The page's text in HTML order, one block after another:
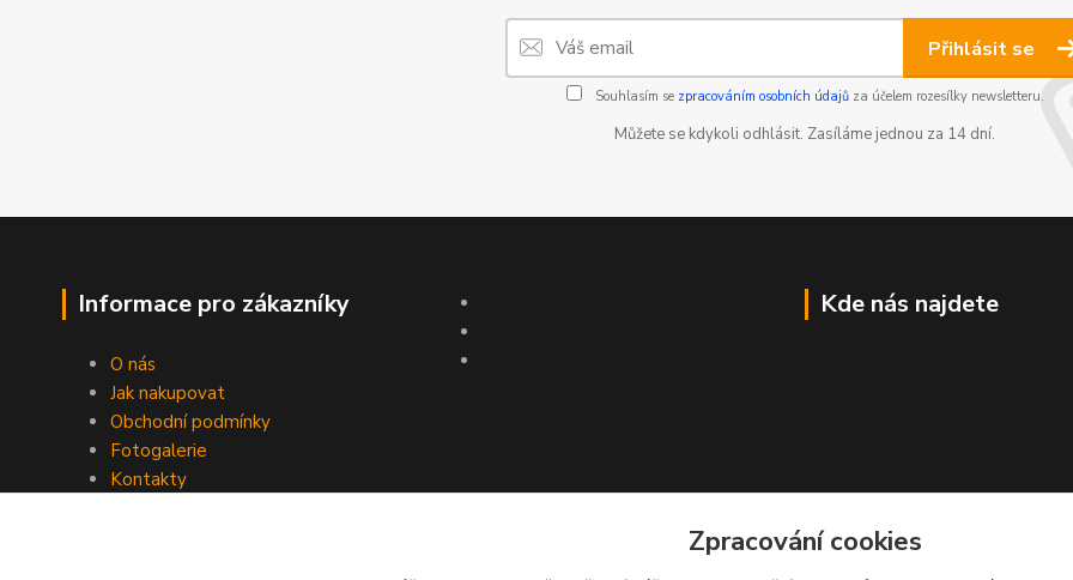
Přihlásit se
Souhlasím se zpracováním osobních údajůza účelem rozesílky newsletteru.
Můžete se kdykoli odhlásit. Zasíláme jednou za 14 dní.
Informace pro zákazníky
O nás
Jak nakupovat
Obchodní podmínky
Fotogalerie
Kontakty
Kde nás najdete
Zpracování cookies